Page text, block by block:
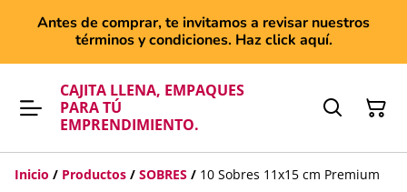
Antes de comprar, te invitamos a revisar nuestros
términos y condiciones. Haz click aquí.
CAJITA LLENA, EMPAQUES
PARA TÚ
EMPRENDIMIENTO.
Inicio / Productos / SOBRES / 10 Sobres 11x15 cm Premium